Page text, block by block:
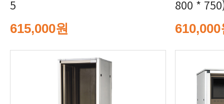
5
615,000원
800 *
610,000